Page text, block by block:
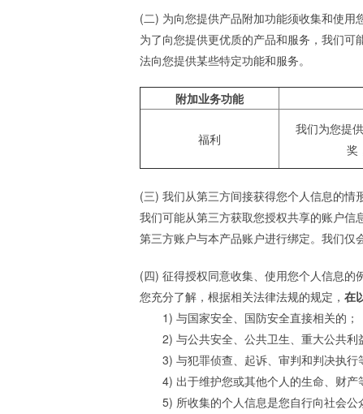
(二) 为向您提供产品附加功能须收集和使用
为了向您提供更优质的产品和服务，我们
法向您提供某些特定功能和服务。
附加业务功能
福利
我们为您提
奖
(三) 我们从第三方间接获得您个人信息的情
我们可能从第三方获取您授权共享的账户
第三方账户与本产品账户进行绑定。我们仅
(四) 征得授权同意收集、使用您个人信息的
您充分了解，根据相关法律法规的规定， 在
1) 与国家安全、国防安全直接相关的；
2) 与公共安全、公共卫生、重大公共利
3) 与犯罪侦查、起诉、审判和判决执行
4) 出于维护您或其他个人的生命、财产
5) 所收集的个人信息是您自行向社会公